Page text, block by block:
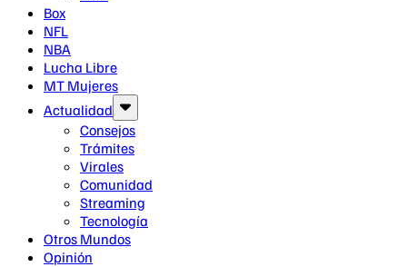
Box
NFL
NBA
Lucha Libre
MT Mujeres
Actualidad
Consejos
Trámites
Virales
Comunidad
Streaming
Tecnología
Otros Mundos
Opinión